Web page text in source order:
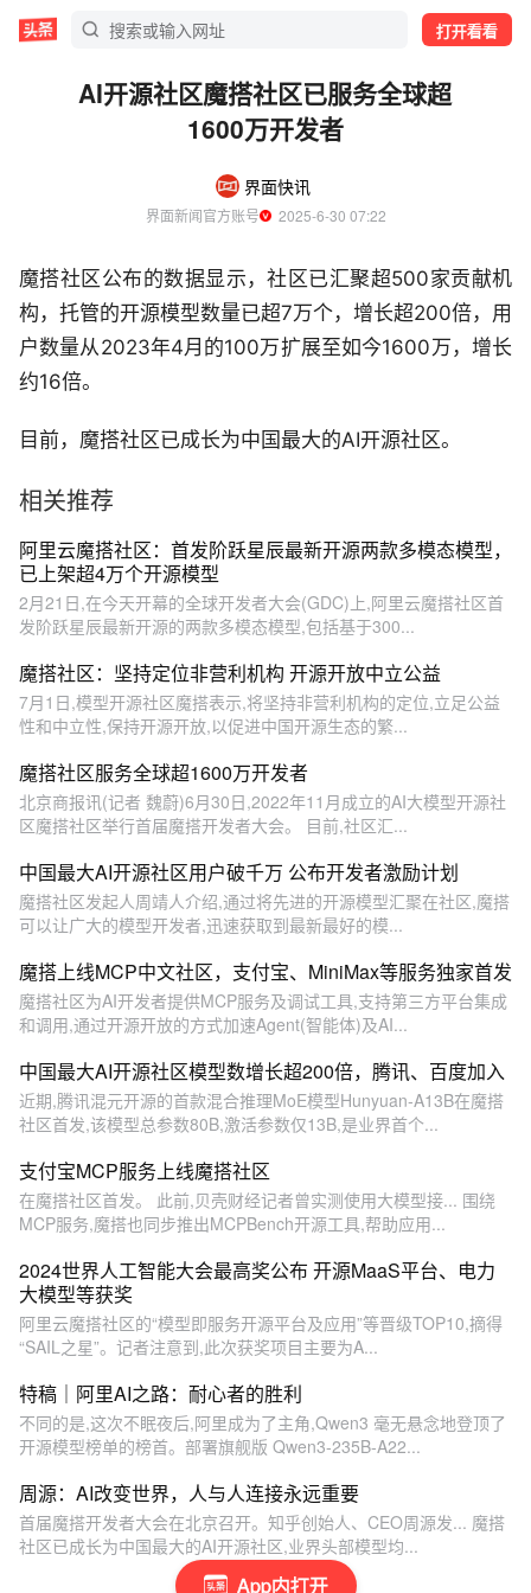
打开看看
App内打开
AI开源社区魔搭社区已服务全球超
1600万开发者
界面快讯
界面新闻官方账号
  2025-6-30 07:22
魔搭社区公布的数据显示，社区已汇聚超500家贡献机
构，托管的开源模型数量已超7万个，增长超200倍，用
户数量从2023年4月的100万扩展至如今1600万，增长
约16倍。
目前，魔搭社区已成长为中国最大的AI开源社区。
相关推荐
阿里云魔搭社区：首发阶跃星辰最新开源两款多模态模型，
已上架超4万个开源模型
2月21日,在今天开幕的全球开发者大会(GDC)上,阿里云魔搭社区首
发阶跃星辰最新开源的两款多模态模型,包括基于300...
魔搭社区：坚持定位非营利机构 开源开放中立公益
7月1日,模型开源社区魔搭表示,将坚持非营利机构的定位,立足公益
性和中立性,保持开源开放,以促进中国开源生态的繁...
魔搭社区服务全球超1600万开发者
北京商报讯(记者 魏蔚)6月30日,2022年11月成立的AI大模型开源社
区魔搭社区举行首届魔搭开发者大会。 目前,社区汇...
中国最大AI开源社区用户破千万 公布开发者激励计划
魔搭社区发起人周靖人介绍,通过将先进的开源模型汇聚在社区,魔搭
可以让广大的模型开发者,迅速获取到最新最好的模...
魔搭上线MCP中文社区，支付宝、MiniMax等服务独家首发
魔搭社区为AI开发者提供MCP服务及调试工具,支持第三方平台集成
和调用,通过开源开放的方式加速Agent(智能体)及AI...
中国最大AI开源社区模型数增长超200倍，腾讯、百度加入
近期,腾讯混元开源的首款混合推理MoE模型Hunyuan-A13B在魔搭
社区首发,该模型总参数80B,激活参数仅13B,是业界首个...
支付宝MCP服务上线魔搭社区
在魔搭社区首发。 此前,贝壳财经记者曾实测使用大模型接... 围绕
MCP服务,魔搭也同步推出MCPBench开源工具,帮助应用...
2024世界人工智能大会最高奖公布 开源MaaS平台、电力
大模型等获奖
阿里云魔搭社区的“模型即服务开源平台及应用”等晋级TOP10,摘得
“SAIL之星”。记者注意到,此次获奖项目主要为A...
特稿｜阿里AI之路：耐心者的胜利
不同的是,这次不眠夜后,阿里成为了主角,Qwen3 毫无悬念地登顶了
开源模型榜单的榜首。部署旗舰版 Qwen3-235B-A22...
周源：AI改变世界，人与人连接永远重要
首届魔搭开发者大会在北京召开。知乎创始人、CEO周源发... 魔搭
社区已成长为中国最大的AI开源社区,业界头部模型均...